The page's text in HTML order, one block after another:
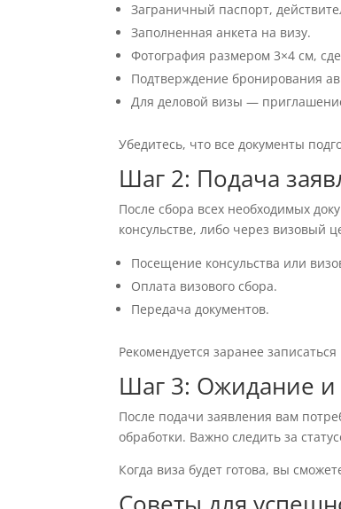
Заграничный паспорт,
Заполненная анкета на визу.
Фотография размером 3×4 см,
Подтверждение бронирования
Для деловой визы —
Убедитесь, что все документы
Шаг 2: Подача
После сбора всех необходимых
консульстве, либо через визовый
Посещение консульства или
Оплата визового сбора.
Передача документов.
Рекомендуется заранее
Шаг 3: Ожидание
После подачи заявления вам
обработки. Важно следить за
Когда виза будет готова, вы